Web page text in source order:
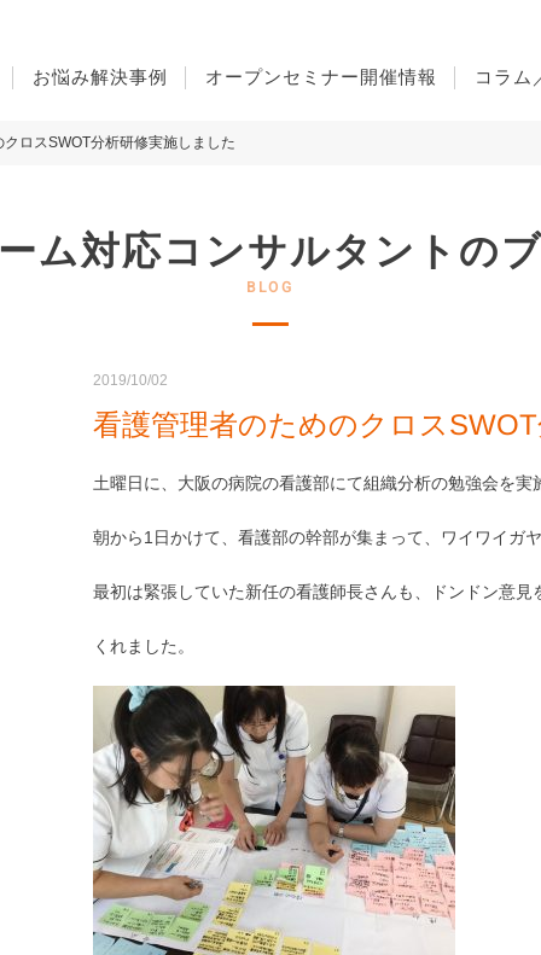
お悩み解決事例 オープンセミナー開催情報 コラム
ロスSWOT分析研修実施しました
ム対応コンサルタントの
2019/10/02
看護管理者のためのクロス
土曜日に、大阪の病院の看護部にて組織分析の勉強会を実
朝から1日かけて、看護部の幹部が集まって、ワイワイガヤ
最初は緊張していた新任の看護師長さんも、ドンドン意見
くれました。